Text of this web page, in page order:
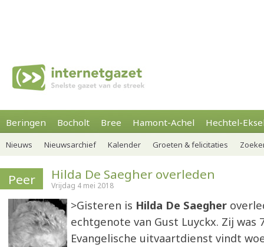
Beringen Bocholt Bree Hamont-Achel Hechtel-
Nieuws Nieuwsarchief Kalender Groeten & felicitaties
Peer Hilda De Saegher overleden
Vrijdag 4 mei 2018
>Gisteren is Hilda De Saegher
echtgenote van Gust Luyckx. Zij was
Evangelische uitvaartdienst vindt